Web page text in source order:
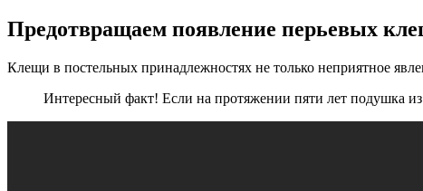
Предотвращаем появление перьевых
Клещи в постельных принадлежностях не только неприятное
Интересный факт! Если на протяжении пяти лет подушка из